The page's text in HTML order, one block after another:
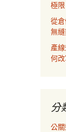
極
從
無
產
何
分
公